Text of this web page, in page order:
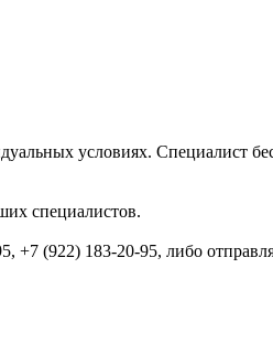
условиях. Специалист
специалистов.
(922) 183-20-95, либо